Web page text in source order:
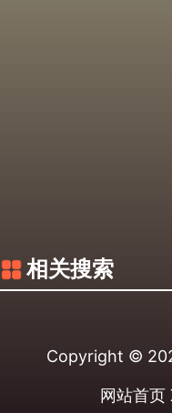
相关搜索
Copyright ©
网站首页